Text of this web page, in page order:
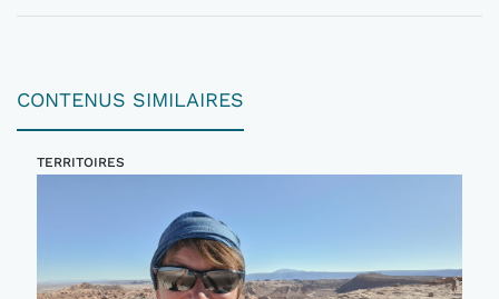
CONTENUS SIMILAIRES
TERRITOIRES